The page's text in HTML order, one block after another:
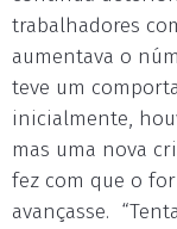
trabalhadores
aumentava o
teve um
inicialmente,
mas uma nova
fez com que o
avançasse.